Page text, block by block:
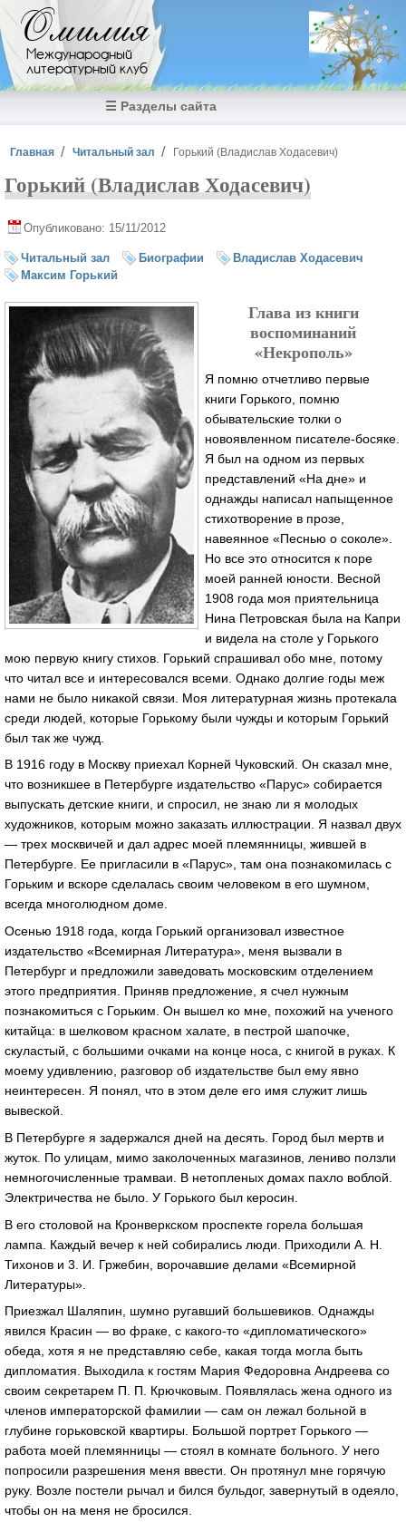
Перейти к основному содержанию
Омилия
Международный
литературный клуб
☰ Разделы сайта
Вы здесь
Главная Читальный зал Горький (Владислав Ходасевич)
Горький (Владислав Ходасевич)
Опубликовано: 15/11/2012
Читальный зал Биографии
Владислав Ходасевич
Максим Горький
Глава из книги
воспоминаний
«Некрополь»
Я помню отчетливо первые
книги Горького, помню
обывательские толки о
новоявленном писателе-босяке.
Я был на одном из первых
представлений «На дне» и
однажды написал напыщенное
стихотворение в прозе,
навеянное «Песнью о соколе».
Но все это относится к поре
моей ранней юности. Весной
1908 года моя приятельница
Нина Петровская была на Капри
и видела на столе у Горького
мою первую книгу стихов. Горький спрашивал обо мне, потому
что читал все и интересовался всеми. Однако долгие годы меж
нами не было никакой связи. Моя литературная жизнь протекала
среди людей, которые Горькому были чужды и которым Горький
был так же чужд.
В 1916 году в Москву приехал Корней Чуковский. Он сказал мне,
что возникшее в Петербурге издательство «Парус» собирается
выпускать детские книги, и спросил, не знаю ли я молодых
художников, которым можно заказать иллюстрации. Я назвал двух
— трех москвичей и дал адрес моей племянницы, жившей в
Петербурге. Ее пригласили в «Парус», там она познакомилась с
Горьким и вскоре сделалась своим человеком в его шумном,
всегда многолюдном доме.
Осенью 1918 года, когда Горький организовал известное
издательство «Всемирная Литература», меня вызвали в
Петербург и предложили заведовать московским отделением
этого предприятия. Приняв предложение, я счел нужным
познакомиться с Горьким. Он вышел ко мне, похожий на ученого
китайца: в шелковом красном халате, в пестрой шапочке,
скуластый, с большими очками на конце носа, с книгой в руках. К
моему удивлению, разговор об издательстве был ему явно
неинтересен. Я понял, что в этом деле его имя служит лишь
вывеской.
В Петербурге я задержался дней на десять. Город был мертв и
жуток. По улицам, мимо заколоченных магазинов, лениво ползли
немногочисленные трамваи. В нетопленых домах пахло воблой.
Электричества не было. У Горького был керосин.
В его столовой на Кронверкском проспекте горела большая
лампа. Каждый вечер к ней собирались люди. Приходили А. Н.
Тихонов и 3. И. Гржебин, ворочавшие делами «Всемирной
Литературы».
Приезжал Шаляпин, шумно ругавший большевиков. Однажды
явился Красин — во фраке, с какого-то «дипломатического»
обеда, хотя я не представляю себе, какая тогда могла быть
дипломатия. Выходила к гостям Мария Федоровна Андреева со
своим секретарем П. П. Крючковым. Появлялась жена одного из
членов императорской фамилии — сам он лежал больной в
глубине горьковской квартиры. Большой портрет Горького —
работа моей племянницы — стоял в комнате больного. У него
попросили разрешения меня ввести. Он протянул мне горячую
руку. Возле постели рычал и бился бульдог, завернутый в одеяло,
чтобы он на меня не бросился.